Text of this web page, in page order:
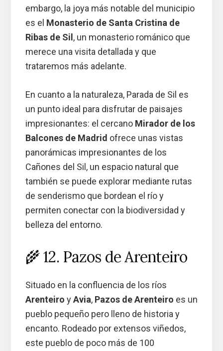
embargo, la joya más notable del municipio
es el Monasterio de Santa Cristina de
Ribas de Sil , un monasterio románico que
merece una visita detallada y que
trataremos más adelante.
En cuanto a la naturaleza, Parada de Sil es
un punto ideal para disfrutar de paisajes
impresionantes: el cercano Mirador de los
Balcones de Madrid ofrece unas vistas
panorámicas impresionantes de los
Cañones del Sil, un espacio natural que
también se puede explorar mediante rutas
de senderismo que bordean el río y
permiten conectar con la biodiversidad y
belleza del entorno.
🌾 12. Pazos de Arenteiro
Situado en la confluencia de los ríos
Arenteiro yAvia, Pazos de Arenteiro es un
pueblo pequeño pero lleno de historia y
encanto. Rodeado por extensos viñedos,
este pueblo de poco más de 100